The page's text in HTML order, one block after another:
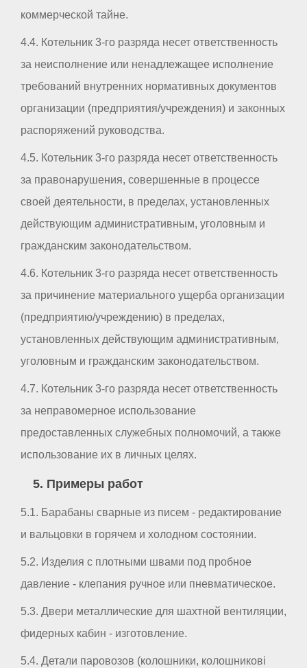
коммерческой тайне.
4.4. Котельник 3-го разряда несет ответственность
за неисполнение или ненадлежащее исполнение
требований внутренних нормативных документов
организации (предприятия/учреждения) и законных
распоряжений руководства.
4.5. Котельник 3-го разряда несет ответственность
за правонарушения, совершенные в процессе
своей деятельности, в пределах, установленных
действующим административным, уголовным и
гражданским законодательством.
4.6. Котельник 3-го разряда несет ответственность
за причинение материального ущерба организации
(предприятию/учреждению) в пределах,
установленных действующим административным,
уголовным и гражданским законодательством.
4.7. Котельник 3-го разряда несет ответственность
за неправомерное использование
предоставленных служебных полномочий, а также
использование их в личных целях.
5. Примеры работ
5.1. Барабаны сварные из писем - редактирование
и вальцовки в горячем и холодном состоянии.
5.2. Изделия с плотными швами под пробное
давление - клепания ручное или пневматическое.
5.3. Двери металлические для шахтной вентиляции,
фидерных кабин - изготовление.
5.4. Детали паровозов (колошники, колошникові